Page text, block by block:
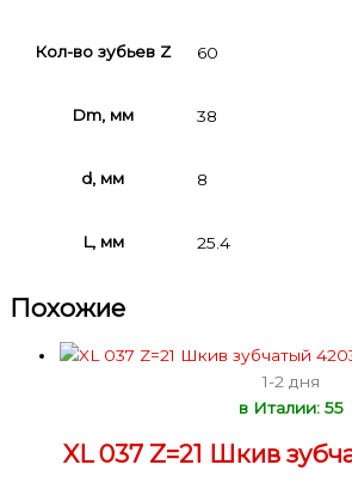
Кол-во зубьев Z 60
Dm, мм 38
d, мм 8
L, мм 25.4
Похожие
1-2 дня
в Италии: 55
XL 037 Z=21 Шкив